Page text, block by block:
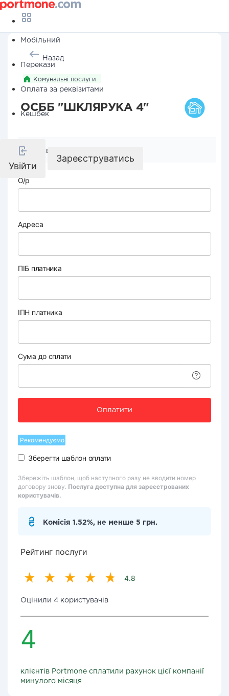
Мобільний
Перекази
Оплата за реквізитами
Кешбек
Увійти
Зареєструватись
Назад
Комунальні послуги
ОСББ "ШКЛЯРУКА 4"
Реквізити компанії
О/р
Адреса
ПІБ платника
ІПН платника
Сума до сплати
Оплатити
Рекомендуємо
Зберегти шаблон оплати
Збережіть шаблон, щоб наступного разу не вводити номер
договору знову. Послуга доступна для зареєстрованих
користувачів.
Комісія 1.52%, не менше 5 грн.
Рейтинг послуги
4.8
Оцінили 4 користувачів
4
клієнтів Portmone сплатили рахунок цієї компанії
минулого місяця